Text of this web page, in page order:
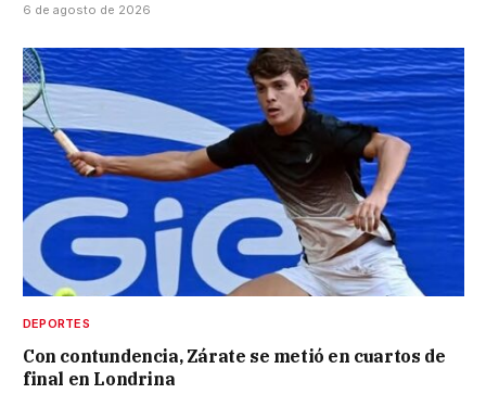
6 de agosto de 2026
DEPORTES
Con contundencia, Zárate se metió en cuartos de
final en Londrina